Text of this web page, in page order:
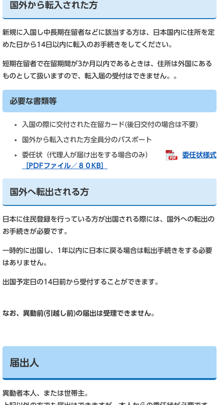
国外から転入された方
新規に入国し中長期在留者などに該当する方は、日本国内に住所を定
めた日から14日以内に転入のお手続きをしてください。
短期在留者で在留期間が3か月以内であるときは、住所は外国にある
ものとして扱いますので、転入届の受付はできません。。
必要な書類等
入国の際に交付された在留カード(後日交付の場合は不要)
国外から転入された方全員分のパスポート
委任状（代理人が届け出をする場合のみ）
委任状様式
［PDFファイル／８０KB］
国外へ転出される方
日本に住民登録を行っている方が出国される際には、国外への転出の
お手続きが必要です。
一時的に出国し、1年以内に日本に戻る場合は転出手続きをする必要
はありません。
出国予定日の14日前から受付することができます。
なお、異動前(引越し前)の届出は受理できません。
届出人
異動者本人、または世帯主。